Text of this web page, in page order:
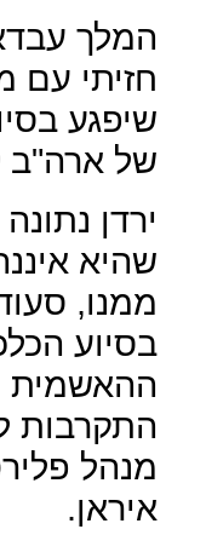
המלך
חזיתי
שיפגע
של ארה"ב
ירדן
שהיא
ממנו,
בסיוע
ההאשמית
התקרבות
מנהל
איראן.